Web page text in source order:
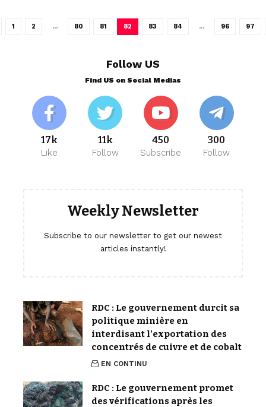
1 2 … 80 81 82 83 84 … 96 97
Follow US
Find US on Social Medias
17k
Like
11k
Follow
450
Subscribe
300
Follow
Weekly Newsletter
Subscribe to our newsletter to get our newest
articles instantly!
RDC : Le gouvernement durcit sa
politique minière en
interdisant l’exportation des
concentrés de cuivre et de cobalt
EN CONTINU
RDC : Le gouvernement promet
des vérifications après les